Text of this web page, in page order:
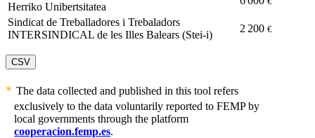
Herriko Unibertsitatea
Sindicat de Treballadores i Trebaladors
INTERSINDICAL de les Illes Balears (Stei-i)
2 200 €
CSV
The data collected and published in this tool refers
exclusively to the data voluntarily reported to FEMP by
local governments through the platform
cooperacion.femp.es.